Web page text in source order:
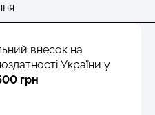
внесок на
України у
грн